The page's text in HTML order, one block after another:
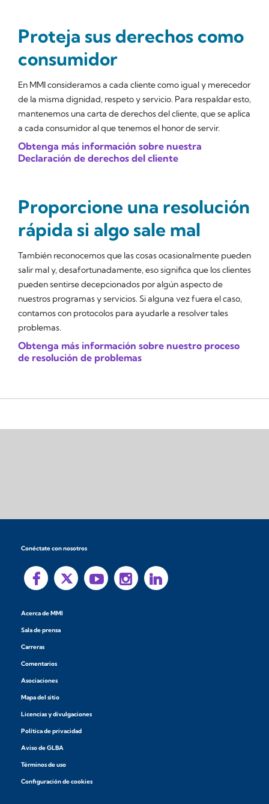
Proteja sus derechos como
consumidor
En MMI consideramos a cada cliente como igual y merecedor
de la misma dignidad, respeto y servicio. Para respaldar esto,
mantenemos una carta de derechos del cliente, que se aplica
a cada consumidor al que tenemos el honor de servir.
Obtenga más información sobre nuestra
Declaración de derechos del cliente
Proporcione una resolución
rápida si algo sale mal
También reconocemos que las cosas ocasionalmente pueden
salir mal y, desafortunadamente, eso significa que los clientes
pueden sentirse decepcionados por algún aspecto de
nuestros programas y servicios. Si alguna vez fuera el caso,
contamos con protocolos para ayudarle a resolver tales
problemas.
Obtenga más información sobre nuestro proceso
de resolución de problemas
Conéctate con nosotros
Acerca de MMI
Sala de prensa
Carreras
Comentarios
Asociaciones
Mapa del sitio
Licencias y divulgaciones
Política de privacidad
Aviso de GLBA
Términos de uso
Configuración de cookies